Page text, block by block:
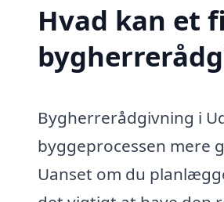
Hvad kan et
Bygherrerådgivning i
byggeprocessen mere
Uanset om du